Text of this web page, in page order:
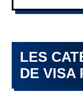
LES
DE VISA